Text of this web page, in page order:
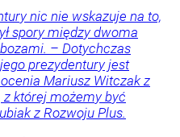
nic nie wskazuje na to,
spory między dwoma
– Dotychczas
prezydentury jest
Mariusz Witczak z
z której możemy być
z Rozwoju Plus.